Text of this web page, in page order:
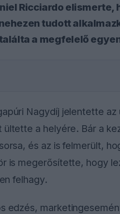
Ricciardo elismerte,
tudott
a megfelelő
Nagydíj jelentette
ültette a helyére. Bár a
és az is felmerült,
is megerősítette, hogy
felhagy.
edzés,